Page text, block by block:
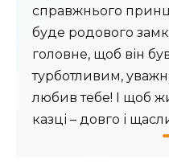
справжнього
буде родового
головне, щоб він
турботливим,
любив тебе! І щоб
казці – довго і